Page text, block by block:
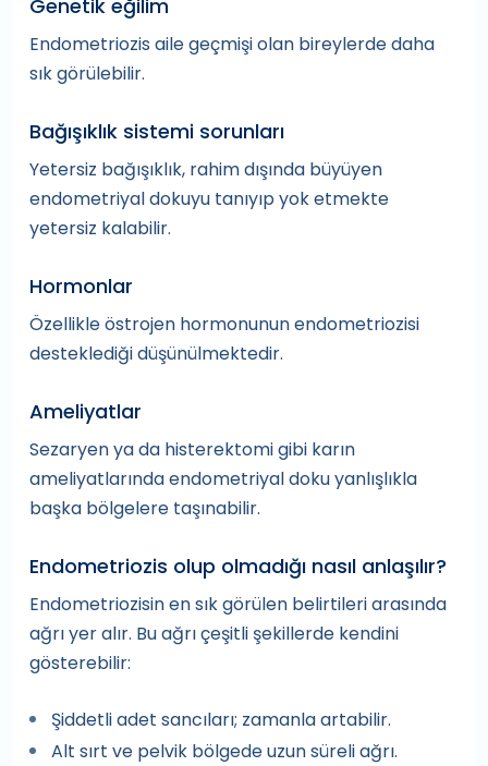
Genetik eğilim
Endometriozis aile geçmişi olan bireylerde daha
sık görülebilir.
Bağışıklık sistemi sorunları
Yetersiz bağışıklık, rahim dışında büyüyen
endometriyal dokuyu tanıyıp yok etmekte
yetersiz kalabilir.
Hormonlar
Özellikle östrojen hormonunun endometriozisi
desteklediği düşünülmektedir.
Ameliyatlar
Sezaryen ya da histerektomi gibi karın
ameliyatlarında endometriyal doku yanlışlıkla
başka bölgelere taşınabilir.
Endometriozis olup olmadığı nasıl anlaşılır?
Endometriozisin en sık görülen belirtileri arasında
ağrı yer alır. Bu ağrı çeşitli şekillerde kendini
gösterebilir:
Şiddetli adet sancıları; zamanla artabilir.
Alt sırt ve pelvik bölgede uzun süreli ağrı.